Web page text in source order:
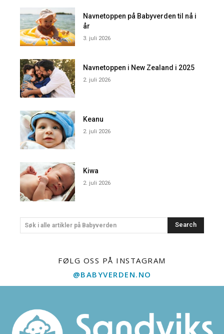
Navnetoppen på Babyverden til nå i
år
3. juli 2026
Navnetoppen i New Zealand i 2025
2. juli 2026
Keanu
2. juli 2026
Kiwa
2. juli 2026
Søk i alle artikler på Babyverden Search
FØLG OSS PÅ INSTAGRAM
@BABYVERDEN.NO